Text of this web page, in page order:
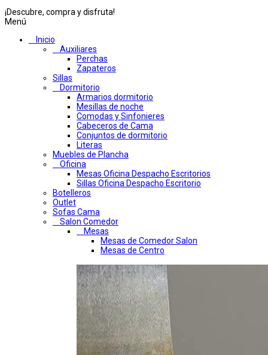
¡Descubre, compra y disfruta!
Menú
Inicio
Auxiliares
Perchas
Zapateros
Sillas
Dormitorio
Armarios dormitorio
Mesillas de noche
Comodas y Sinfonieres
Cabeceros de Cama
Conjuntos de dormitorio
Literas
Muebles de Plancha
Oficina
Mesas Oficina Despacho Escritorios
Sillas Oficina Despacho Escritorio
Botelleros
Outlet
Sofas Cama
Salon Comedor
Mesas
Mesas de Comedor Salon
Mesas de Centro